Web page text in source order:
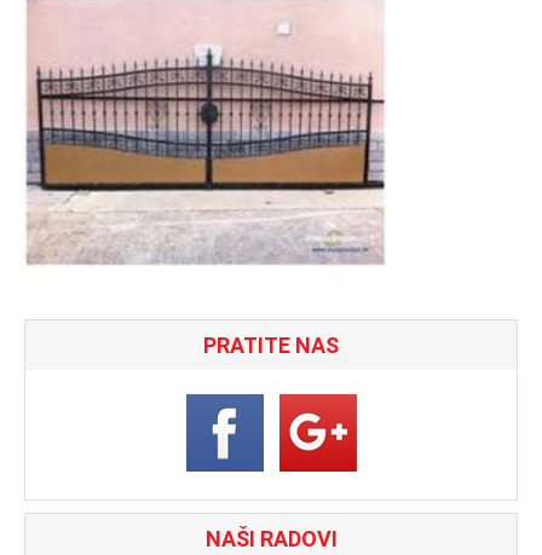
PRATITE NAS
NAŠI RADOVI